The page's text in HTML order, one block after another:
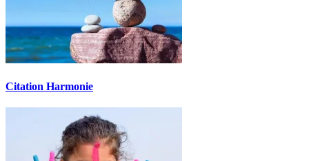
Citation Harmonie